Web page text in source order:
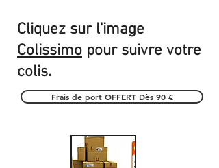
Cliquez sur l'image
Colissimo pour suivre votre
colis.
Frais de port OFFERT Dès 90 €